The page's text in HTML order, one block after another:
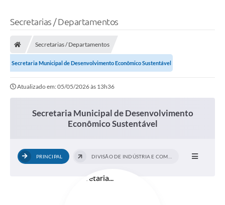
Secretarias / Departamentos
Secretarias / Departamentos
Secretaria Municipal de Desenvolvimento Econômico Sustentável
Atualizado em: 05/05/2026 às 13h36
Secretaria Municipal de Desenvolvimento
Econômico Sustentável
PRINCIPAL